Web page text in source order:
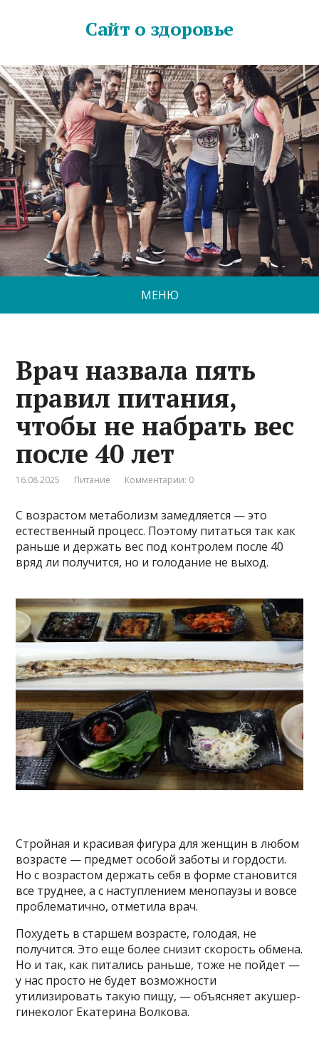
Сайт о здоровье
МЕНЮ
Врач назвала пять
правил питания,
чтобы не набрать вес
после 40 лет
16.08.2025 Питание Комментарии: 0
С возрастом метаболизм замедляется — это
естественный процесс. Поэтому питаться так как
раньше и держать вес под контролем после 40
вряд ли получится, но и голодание не выход.
Стройная и красивая фигура для женщин в любом
возрасте — предмет особой заботы и гордости.
Но с возрастом держать себя в форме становится
все труднее, а с наступлением менопаузы и вовсе
проблематично, отметила врач.
Похудеть в старшем возрасте, голодая, не
получится. Это еще более снизит скорость обмена.
Но и так, как питались раньше, тоже не пойдет —
у нас просто не будет возможности
утилизировать такую пищу, — объясняет акушер-
гинеколог Екатерина Волкова.